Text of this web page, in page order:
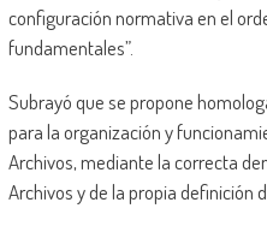
configuración normativa en el
fundamentales”.
Subrayó que se propone
para la organización y
Archivos, mediante la correcta
Archivos y de la propia definición